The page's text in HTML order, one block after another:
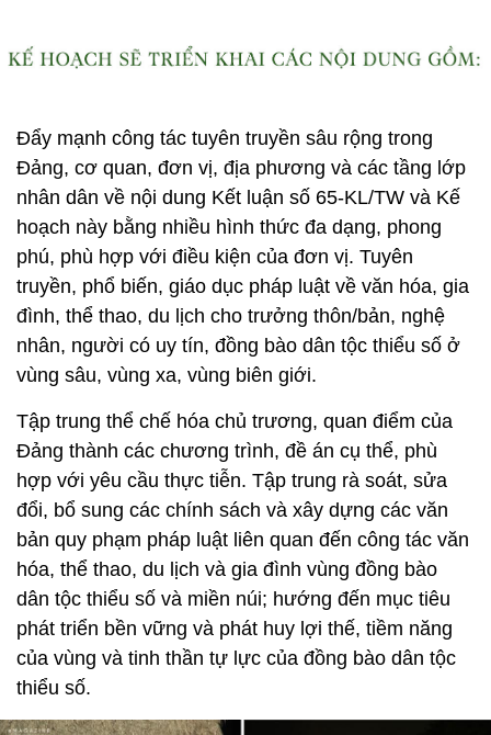
Đẩy mạnh công tác tuyên truyền sâu rộng trong
Đảng, cơ quan, đơn vị, địa phương và các tầng lớp
nhân dân về nội dung Kết luận số 65-KL/TW và Kế
hoạch này bằng nhiều hình thức đa dạng, phong
phú, phù hợp với điều kiện của đơn vị. Tuyên
truyền, phổ biến, giáo dục pháp luật về văn hóa, gia
đình, thể thao, du lịch cho trưởng thôn/bản, nghệ
nhân, người có uy tín, đồng bào dân tộc thiểu số ở
vùng sâu, vùng xa, vùng biên giới.
Tập trung thể chế hóa chủ trương, quan điểm của
Đảng thành các chương trình, đề án cụ thể, phù
hợp với yêu cầu thực tiễn. Tập trung rà soát, sửa
đổi, bổ sung các chính sách và xây dựng các văn
bản quy phạm pháp luật liên quan đến công tác văn
hóa, thể thao, du lịch và gia đình vùng đồng bào
dân tộc thiểu số và miền núi; hướng đến mục tiêu
phát triển bền vững và phát huy lợi thế, tiềm năng
của vùng và tinh thần tự lực của đồng bào dân tộc
thiểu số.